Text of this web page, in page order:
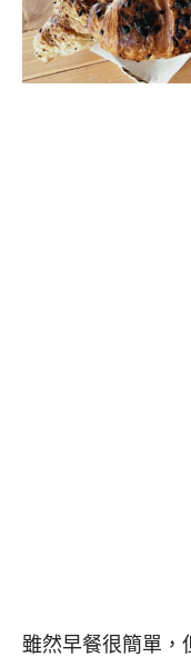
雖然早餐很簡單，